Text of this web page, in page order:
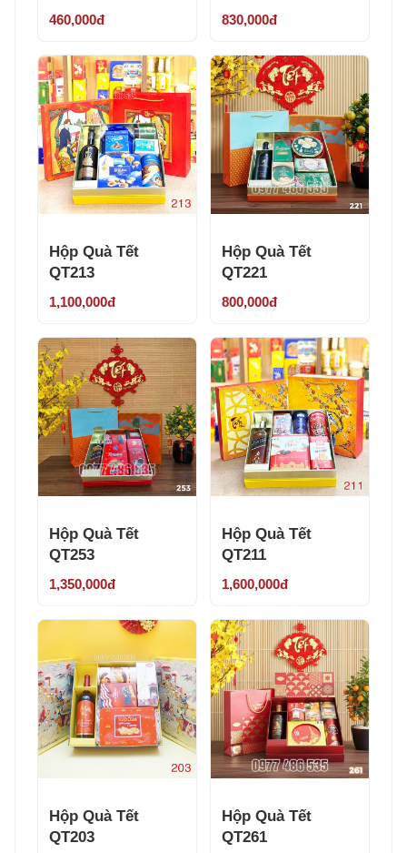
460,000đ 830,000đ
Hộp Quà Tết
QT213
1,100,000đ
Hộp Quà Tết
QT221
800,000đ
Hộp Quà Tết
QT253
1,350,000đ
Hộp Quà Tết
QT211
1,600,000đ
Hộp Quà Tết
QT203
Hộp Quà Tết
QT261